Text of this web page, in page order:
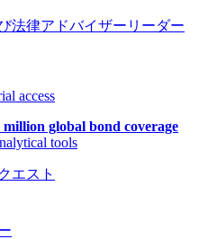
法律アドバイザーリーダー
access
million global bond coverage
tools
エスト